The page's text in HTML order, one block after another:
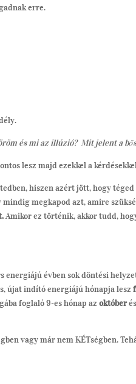
erre.
és mi az illúzió? Mit jelent a
lesz majd ezekkel a
hiszen azért jött, hogy
mindig megkapod azt, amire
Amikor ez történik, akkor tudd,
energiájú évben sok döntési
újat indító energiájú hónapja lesz
foglaló 9-es hónap azoktóber
vagy már nem KÉTségben.